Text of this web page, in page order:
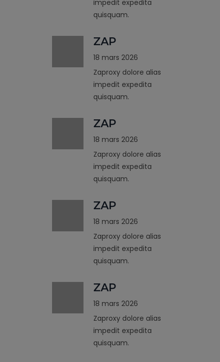
impedit expedita
quisquam.
ZAP
18 mars 2026
Zaproxy dolore alias
impedit expedita
quisquam.
ZAP
18 mars 2026
Zaproxy dolore alias
impedit expedita
quisquam.
ZAP
18 mars 2026
Zaproxy dolore alias
impedit expedita
quisquam.
ZAP
18 mars 2026
Zaproxy dolore alias
impedit expedita
quisquam.